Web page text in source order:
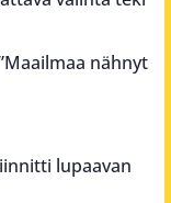
nähnyt
lupaavan